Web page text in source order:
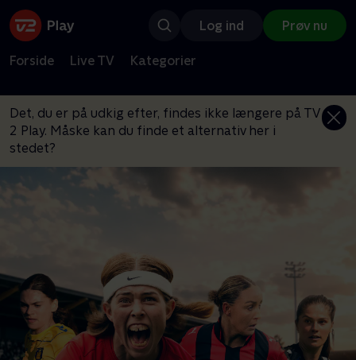
Log ind Prøv nu
Forside Live TV Kategorier
Det, du er på udkig efter, findes ikke længere på TV
2 Play. Måske kan du finde et alternativ her i
stedet?